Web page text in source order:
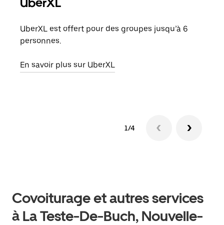
UberXL est offert pour des groupes jusqu’à 6
personnes.
En savoir plus sur UberXL
1/4
Covoiturage et autres services
à La Teste-De-Buch, Nouvelle-